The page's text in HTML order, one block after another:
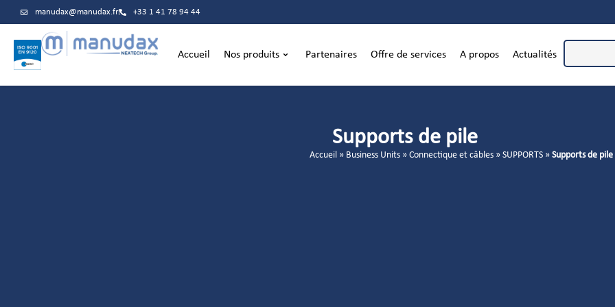
manudax@manudax.fr +33 1 41 78 94 44
Accueil Nos produits Partenaires Offre de services A propos Actualités
Supports de pile
Accueil » Business Units » Connectique et câbles » SUPPORTS » Supports de pile